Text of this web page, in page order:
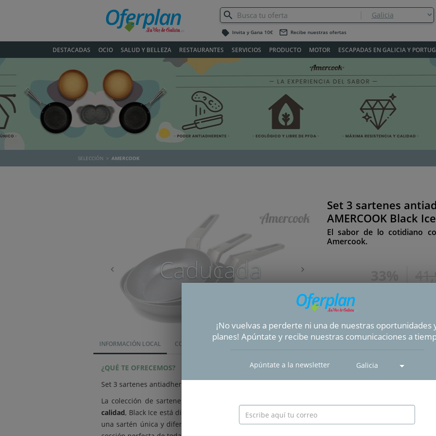
label Invita y Gana 10€ mail_outline Recibe nuestras ofertas
DESTACADAS OCIO SALUD Y BELLEZA RESTAURANTES SERVICIOS PRODUCTO MOTOR ESCAPADAS EN GALICIA Y
SELECCIÓN AMERCOOK
Caducada
Siguiente
Set 3 sartenes
AMERCOOK Black Ice
El sabor de lo cotidiano
Amercook.
33%
INFORMACIÓN LOCAL CONDICIONES
¿QUÉ TE OFRECEMOS?
Set 3 sartenes antiadherente reforzado AMERCOOK Black Ice por 27.99€ en lugar de 41.99€
La colección de sartenes menaje Black Ice es ideal para tu cocina del día a día. Con una
calidad, Black Ice está diseñada especialmente para aquellas personas que necesiten un menaje
una sartén única y diferente a un precio inigualable. Su base de aluminio proporciona un
¡No vuelvas a perderte ni una de nuestras oportunidades
planes! Apúntate y recibe nuestras comunicaciones a
Apúntate a la newsletter Galicia